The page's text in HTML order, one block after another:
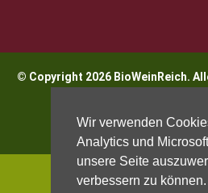
Wir verwenden
Analytics und
unsere Seite
verbessern zu können.
© Copyright 2026 BioWeinReich.